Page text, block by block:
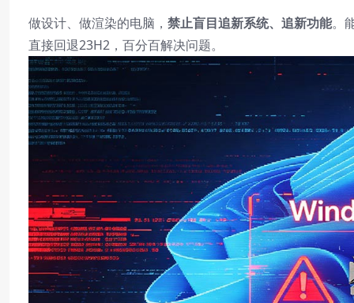
做设计、做渲染的电脑， 禁止盲目追新系统、追新功能。
直接回退23H2，百分百解决问题。